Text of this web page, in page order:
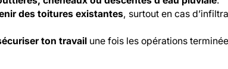
des toitures existantes, surtout en cas
ton travail une fois les opérations